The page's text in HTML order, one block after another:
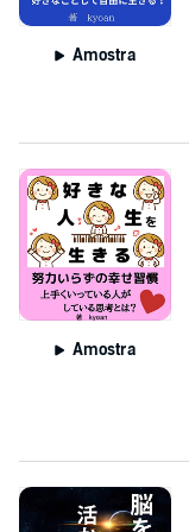
Amostra
Amostra